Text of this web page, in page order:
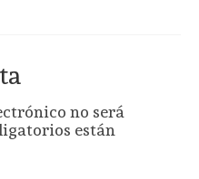
no será
están